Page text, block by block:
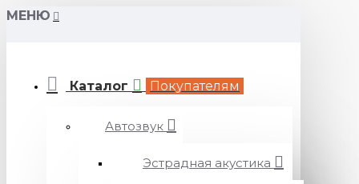
МЕНЮ
Каталог Покупателям
Автозвук
Эстрадная акустика